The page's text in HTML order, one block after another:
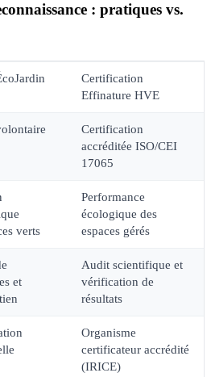
: pratiques vs.
Certification
Effinature HVE
Certification
accréditée ISO/CEI
17065
verts
Performance
écologique des
espaces gérés
et
Audit scientifique et
vérification de
résultats
Organisme
certificateur accrédité
(IRICE)